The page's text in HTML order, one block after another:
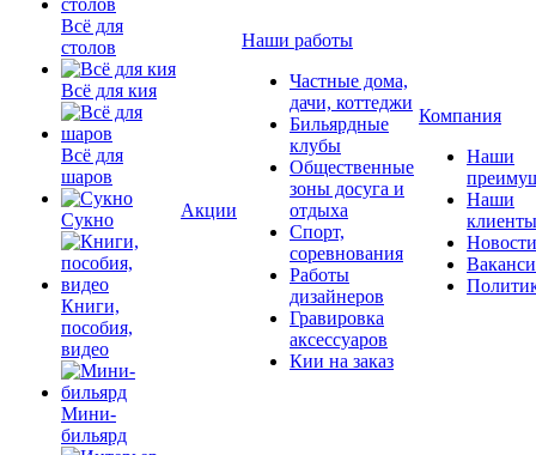
Всё для
столов
Всё для кия
Всё для
шаров
Сукно
Книги,
пособия,
видео
Мини-
бильярд
Акции
Наши работы
Частные дома,
дачи, коттеджи
Бильярдные
клубы
Общественные
зоны досуга и
отдыха
Спорт,
соревнования
Работы
дизайнеров
Гравировка
аксессуаров
Кии на заказ
Компания
Наши
Наши
клиенты
Новости